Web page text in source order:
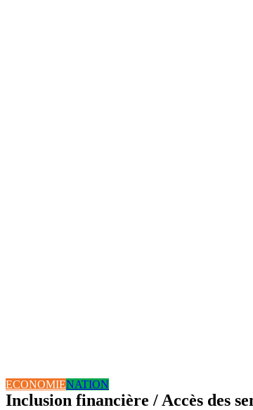
ECONOMIENATION
Inclusion financière / Accès des